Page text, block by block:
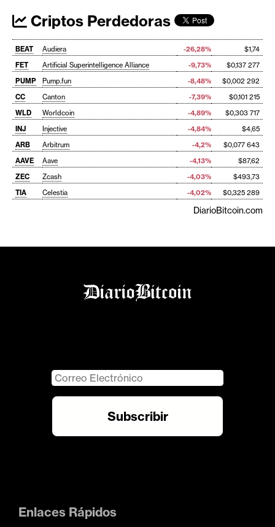
Criptos Perdedoras
BEAT Audiera -26,28%
$1,74
FET
Artificial Superintelligence Alliance -9,73%
$0,137 277
PUMP
Pump.fun -8,48%
$0,002 292
CC
Canton -7,39%
$0,101 215
WLD
Worldcoin -4,89%
$0,303 717
INJ
Injective -4,84%
$4,65
ARB
Arbitrum -4,2%
$0,077 643
AAVE
Aave -4,13%
$87,62
ZEC
Zcash -4,03%
$493,73
TIA
Celestia -4,02% $0,325 289
DiarioBitcoin.com
Enlaces Rápidos